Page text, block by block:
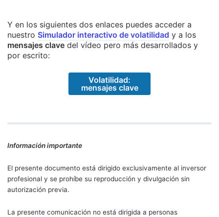
Y en los siguientes dos enlaces puedes acceder a
nuestro Simulador interactivo de volatilidad y a los
mensajes clave del vídeo pero más desarrollados y
por escrito:
Volatilidad:
mensajes clave
Información importante
El presente documento está dirigido exclusivamente al inversor
profesional y se prohíbe su reproducción y divulgación sin
autorización previa.
La presente comunicación no está dirigida a personas